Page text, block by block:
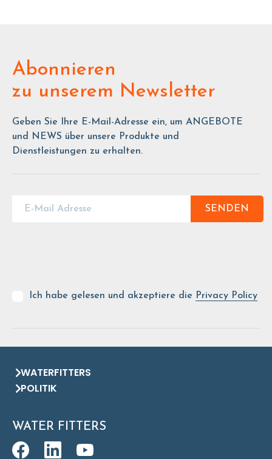
Abonnieren
zu unserem Newsletter
Geben Sie Ihre E-Mail-Adresse ein, um ANGEBOTE
und NEWS über unsere Produkte und
Dienstleistungen zu erhalten.
SENDEN
Ich habe gelesen und akzeptiere die Privacy Policy
WATERFITTERS
POLITIK
WATER FITTERS